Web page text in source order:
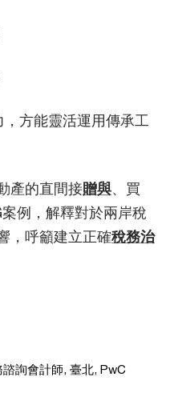
方能靈活運用傳承工
產的直間接贈與、買
例，解釋對於兩岸稅
，呼籲建立正確稅務治
詢會計師, 臺北, PwC